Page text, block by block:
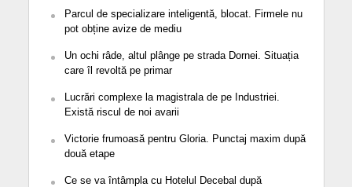
Parcul de specializare inteligentă, blocat. Firmele nu
pot obține avize de mediu
Un ochi râde, altul plânge pe strada Dornei. Situația
care îl revoltă pe primar
Lucrări complexe la magistrala de pe Industriei.
Există riscul de noi avarii
Victorie frumoasă pentru Gloria. Punctaj maxim după
două etape
Ce se va întâmpla cu Hotelul Decebal după